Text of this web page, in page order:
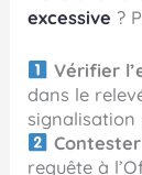
excessive ?
Vérifier
dans le
signalisation
requête à